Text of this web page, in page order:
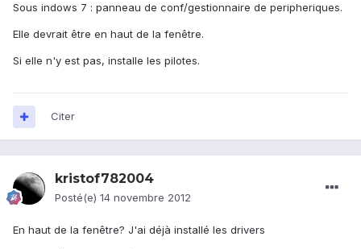
Sous indows 7 : panneau de conf/gestionnaire de peripheriques.
Elle devrait être en haut de la fenêtre.
Si elle n'y est pas, installe les pilotes.
Citer
kristof782004
Posté(e) 14 novembre 2012
En haut de la fenêtre? J'ai déjà installé les drivers